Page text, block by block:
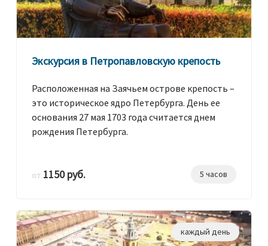
Экскурсия в Петропавловскую крепость
Расположенная на Заячьем острове крепость –
это историческое ядро Петербурга. День ее
основания 27 мая 1703 года считается днем
рождения Петербурга.
от 1150 руб. 5 часов
каждый день